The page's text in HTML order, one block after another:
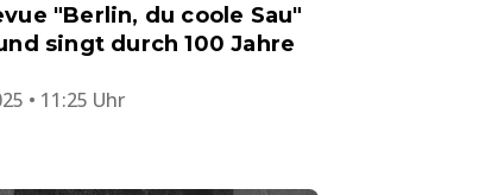
"Berlin, du coole Sau"
singt durch 100 Jahre
• 11:25 Uhr